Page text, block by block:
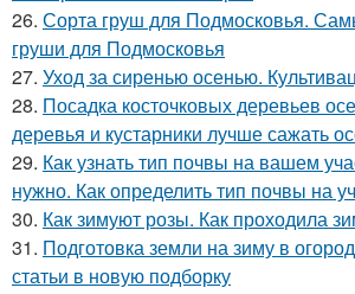
26. Сорта груш для Подмосковья.
груши для Подмосковья
27. Уход за сиренью осенью.
28. Посадка косточковых деревьев
деревья и кустарники лучше сажать
29. Как узнать тип почвы на вашем
нужно. Как определить тип почвы на
30. Как зимуют розы. Как проходила
31. Подготовка земли на зиму в
статьи в новую подборку